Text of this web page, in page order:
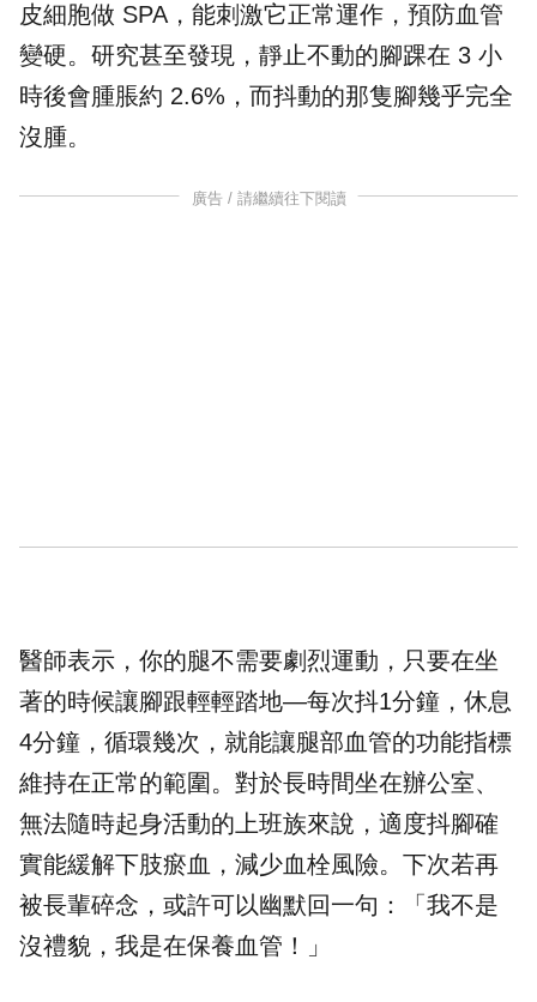
皮細胞做 SPA，能刺激它正常運作，預防血管
變硬。研究甚至發現，靜止不動的腳踝在 3 小
時後會腫脹約 2.6%，而抖動的那隻腳幾乎完全
沒腫。
廣告 / 請繼續往下閱讀
醫師表示，你的腿不需要劇烈運動，只要在坐
著的時候讓腳跟輕輕踏地—每次抖1分鐘，休息
4分鐘，循環幾次，就能讓腿部血管的功能指標
維持在正常的範圍。對於長時間坐在辦公室、
無法隨時起身活動的上班族來說，適度抖腳確
實能緩解下肢瘀血，減少血栓風險。下次若再
被長輩碎念，或許可以幽默回一句：「我不是
沒禮貌，我是在保養血管！」